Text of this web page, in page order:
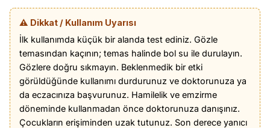
⚠️ Dikkat / Kullanım Uyarısı
İlk kullanımda küçük bir alanda test ediniz. Gözle
temasından kaçının; temas halinde bol su ile durulayın.
Gözlere doğru sıkmayın. Beklenmedik bir etki
görüldüğünde kullanımı durdurunuz ve doktorunuza ya
da eczacınıza başvurunuz. Hamilelik ve emzirme
döneminde kullanmadan önce doktorunuza danışınız.
Çocukların erişiminden uzak tutunuz. Son derece yanıcı